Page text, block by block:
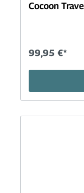
Cocoon
99,95 €*